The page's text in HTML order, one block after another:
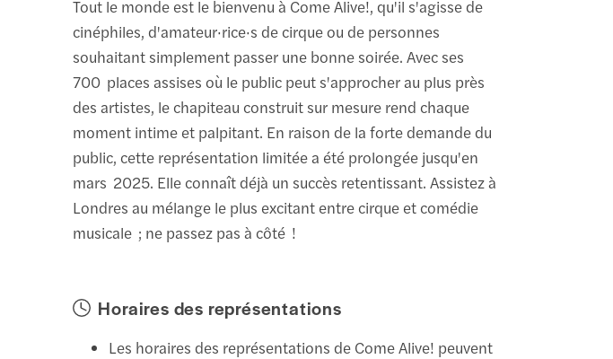
Tout le monde est le bienvenu à Come Alive!, qu'il s'agisse de
cinéphiles, d'amateur·rice·s de cirque ou de personnes
souhaitant simplement passer une bonne soirée. Avec ses
700 places assises où le public peut s'approcher au plus près
des artistes, le chapiteau construit sur mesure rend chaque
moment intime et palpitant. En raison de la forte demande du
public, cette représentation limitée a été prolongée jusqu'en
mars 2025. Elle connaît déjà un succès retentissant. Assistez à
Londres au mélange le plus excitant entre cirque et comédie
musicale ; ne passez pas à côté !
Horaires des représentations
Les horaires des représentations de Come Alive! peuvent